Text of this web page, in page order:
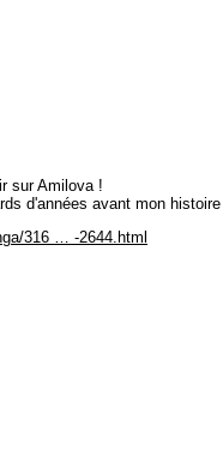
sur Amilova !
d'années avant mon
316 … -2644.html